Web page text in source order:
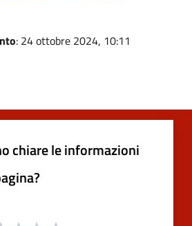
: 24 ottobre 2024, 10:11
chiare le informazioni